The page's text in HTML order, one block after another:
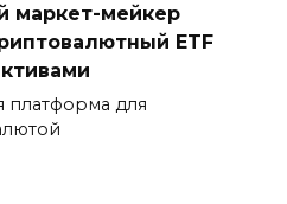
маркет-мейкер
ETF
платформа для